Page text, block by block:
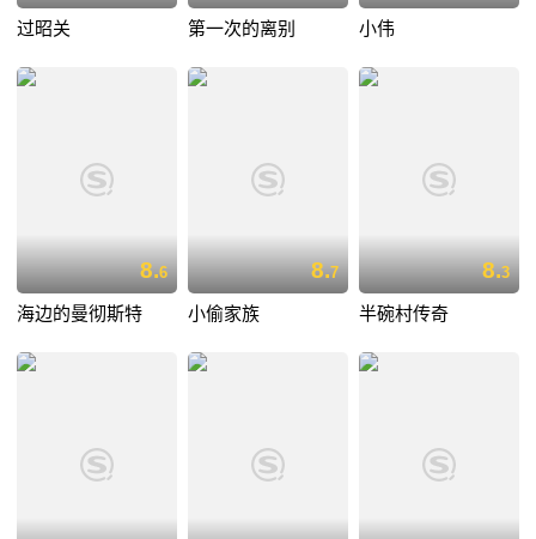
过昭关 第一次的离别 小伟
8.6
海边的曼彻斯特
8.7
小偷家族
8.3
半碗村传奇